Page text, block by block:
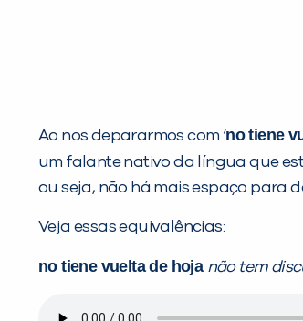
Ao nos depararmos com ‘no tiene
um falante nativo da língua que
ou seja, não há mais espaço para
Veja essas equivalências:
no tiene vuelta de hoja não tem